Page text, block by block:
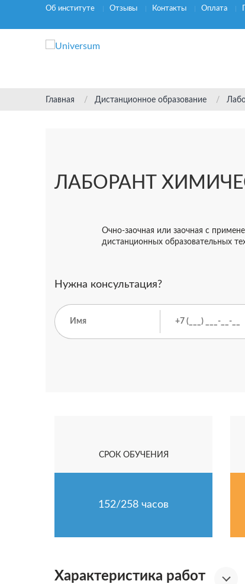
Об институте Отзывы Контакты Оплата
Главная Дистанционное образование
ЛАБОРАНТ
Очно-заочная или заочная с
дистанционных образовательных
Нужна консультация?
СРОК ОБУЧЕНИЯ
152/258 часов
Характеристика работ